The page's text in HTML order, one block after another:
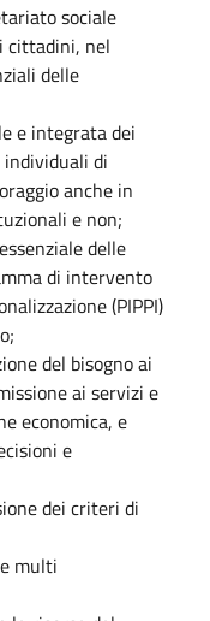
sociale
cittadini, nel
delle
e integrata dei
di
anche in
e non;
delle
di intervento
(PIPPI)
del bisogno ai
ai servizi e
economica, e
e
dei criteri di
multi